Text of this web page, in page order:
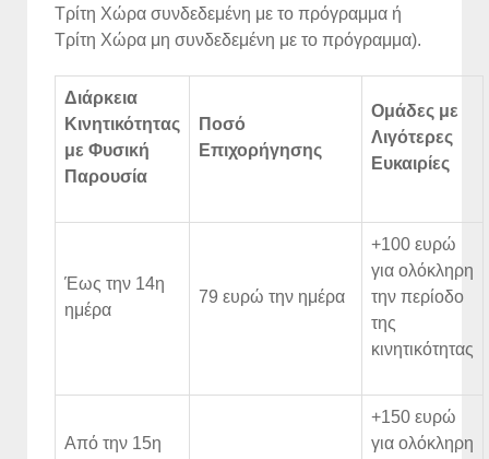
Τρίτη Χώρα συνδεδεμένη με το πρόγραμμα ή
Τρίτη Χώρα μη συνδεδεμένη με το πρόγραμμα).
Διάρκεια
Κινητικότητας
με Φυσική
Παρουσία
Ποσό
Επιχορήγησης
Ομάδες με
Λιγότερες
Ευκαιρίες
Έως την 14η
ημέρα
79 ευρώ την ημέρα
+100 ευρώ
για ολόκληρη
την περίοδο
της
κινητικότητας
Από την 15η
+150 ευρώ
για ολόκληρη